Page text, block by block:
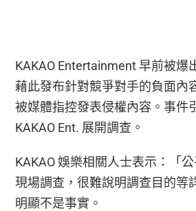
KAKAO Entertainment 早前被爆
藉此發布針對競爭對手的負面內
被媒體指控發表侵權內容。事件
KAKAO Ent. 展開調查。
KAKAO 娛樂相關人士表示：「
現場調查，很難說明調查目的等
明顯不是事實。